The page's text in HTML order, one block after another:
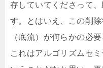
存していてくださって
す。とはいえ、この削
（底流）が何らかの必
これはアルゴリズムセ